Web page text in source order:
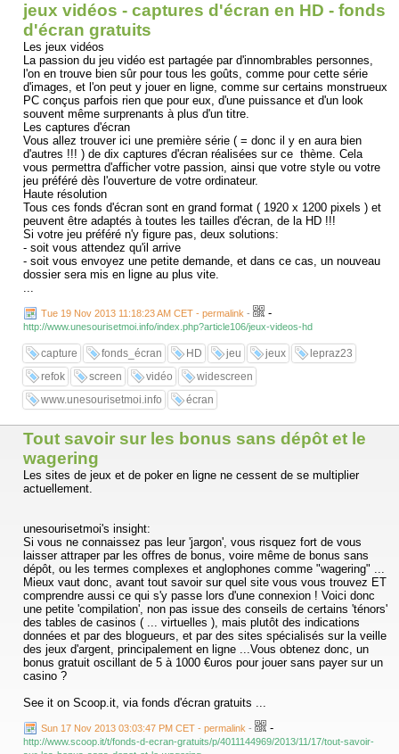
jeux vidéos - captures d'écran en HD - fonds
d'écran gratuits
Les jeux vidéos
La passion du jeu vidéo est partagée par d'innombrables personnes,
l'on en trouve bien sûr pour tous les goûts, comme pour cette série
d'images, et l'on peut y jouer en ligne, comme sur certains monstrueux
PC conçus parfois rien que pour eux, d'une puissance et d'un look
souvent même surprenants à plus d'un titre.
Les captures d'écran
Vous allez trouver ici une première série ( = donc il y en aura bien
d'autres !!! ) de dix captures d'écran réalisées sur ce thème. Cela
vous permettra d'afficher votre passion, ainsi que votre style ou votre
jeu préféré dès l'ouverture de votre ordinateur.
Haute résolution
Tous ces fonds d'écran sont en grand format ( 1920 x 1200 pixels ) et
peuvent être adaptés à toutes les tailles d'écran, de la HD !!!
Si votre jeu préféré n'y figure pas, deux solutions:
- soit vous attendez qu'il arrive
- soit vous envoyez une petite demande, et dans ce cas, un nouveau
dossier sera mis en ligne au plus vite.
...
Tue 19 Nov 2013 11:18:23 AM CET - permalink - -
http://www.unesourisetmoi.info/index.php?article106/jeux-videos-hd
capture fonds_écran HD jeu jeux
lepraz23
refok
screen vidéo
widescreen
www.unesourisetmoi.info
écran
Tout savoir sur les bonus sans dépôt et le
wagering
Les sites de jeux et de poker en ligne ne cessent de se multiplier
actuellement.
unesourisetmoi's insight:
Si vous ne connaissez pas leur 'jargon', vous risquez fort de vous
laisser attraper par les offres de bonus, voire même de bonus sans
dépôt, ou les termes complexes et anglophones comme "wagering" ...
Mieux vaut donc, avant tout savoir sur quel site vous vous trouvez ET
comprendre aussi ce qui s'y passe lors d'une connexion ! Voici donc
une petite 'compilation', non pas issue des conseils de certains 'ténors'
des tables de casinos ( ... virtuelles ), mais plutôt des indications
données et par des blogueurs, et par des sites spécialisés sur la veille
des jeux d'argent, principalement en ligne ...Vous obtenez donc, un
bonus gratuit oscillant de 5 à 1000 €uros pour jouer sans payer sur un
casino ?
See it on Scoop.it, via fonds d'écran gratuits ...
Sun 17 Nov 2013 03:03:47 PM CET - permalink - -
http://www.scoop.it/t/fonds-d-ecran-gratuits/p/4011144969/2013/11/17/tout-savoir-